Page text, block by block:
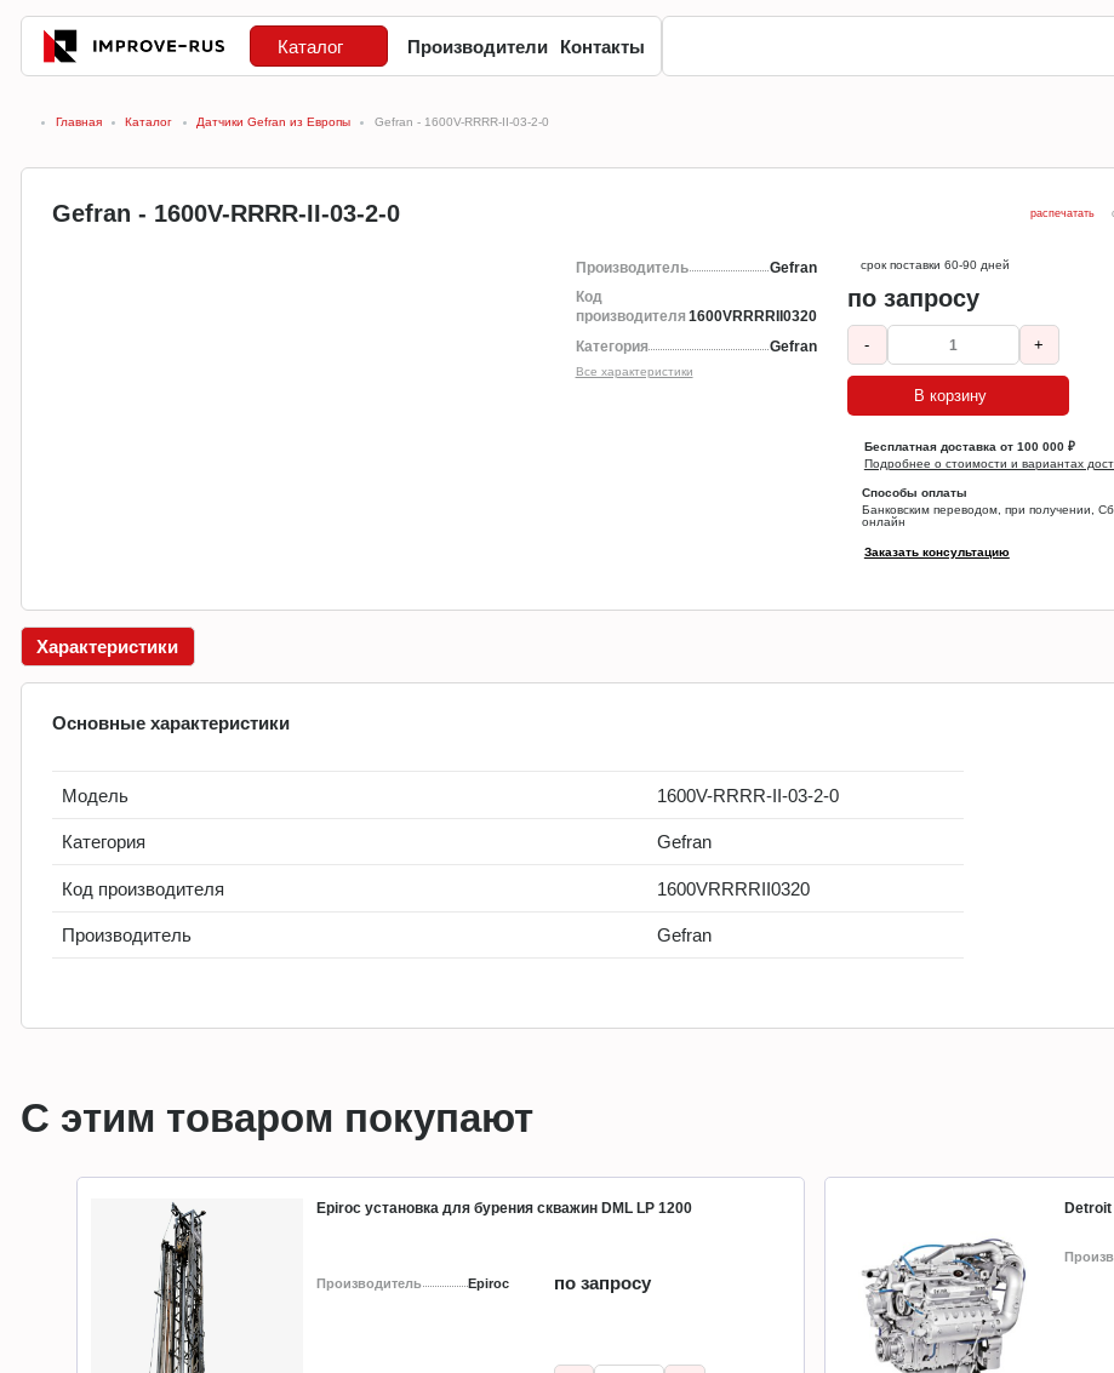
Каталог Производители Контакты
Главная Каталог Датчики Gefran из Европы Gefran - 1600V-RRRR-II-03-2-0
Gefran - 1600V-RRRR-II-03-2-0 распечатать
Производитель
Gefran
Код
производителя 1600VRRRRII0320
Категория
Gefran
Все характеристики
срок поставки 60-90 дней
по запросу
- +
В корзину
Бесплатная доставка от 100 000 ₽
Подробнее о стоимости и вариантах
Способы оплаты
Банковским переводом, при получении,
онлайн
Заказать консультацию
Характеристики
Основные характеристики
Модель 1600V-RRRR-II-03-2-0
Категория Gefran
Код производителя 1600VRRRRII0320
Производитель Gefran
С этим товаром покупают
Epiroc установка для бурения скважин DML LP 1200
Производитель Epiroc по запросу
Detroit